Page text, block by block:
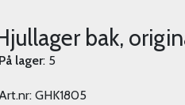
bak,
På lager: 5
Art.nr: GHK1805